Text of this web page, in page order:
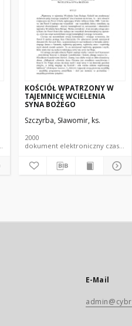
czasopismo
KOŚCIÓŁ WPATRZONY W
TAJEMNICĘ WCIELENIA
SYNA BOŻEGO
Szczyrba, Sławomir, ks.
2000
dokument elektroniczny
E-Mail